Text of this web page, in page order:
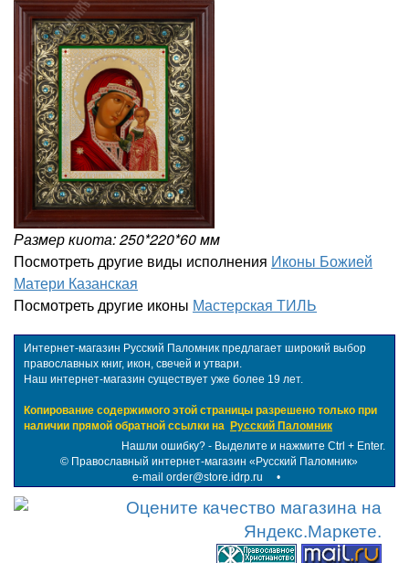
Размер киота: 250*220*60 мм
Посмотреть другие виды исполнения Иконы Божией
Матери Казанская
Посмотреть другие иконы Мастерская ТИЛЬ
Интернет-магазин Русский Паломник предлагает широкий выбор
православных книг, икон, свечей и утвари.
Наш интернет-магазин существует уже более 19 лет.
Копирование содержимого этой страницы разрешено только при
наличии прямой обратной ссылки на Русский Паломник
Нашли ошибку? - Выделите и нажмите Ctrl + Enter.
© Православный интернет-магазин «Русский Паломник»
e-mail order@store.idrp.ru •